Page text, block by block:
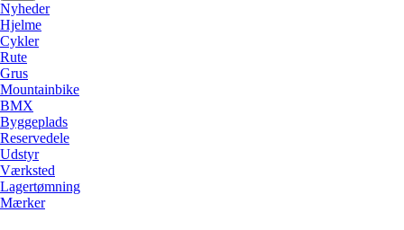
Nyheder
Hjelme
Cykler
Rute
Grus
Mountainbike
BMX
Byggeplads
Reservedele
Udstyr
Værksted
Lagertømning
Mærker